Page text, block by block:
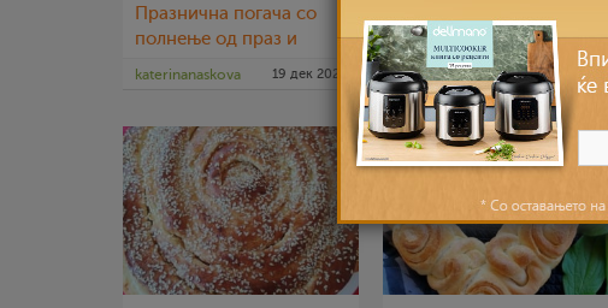
Празнична погача со
полнење од праз и
сирење
katerinanaskova 19 дек 2022
со фил од праз и
сирење
katerinanaskova 27 ное 2022